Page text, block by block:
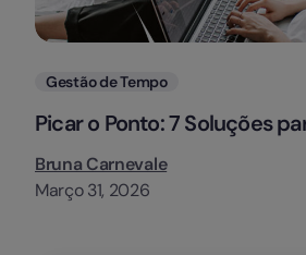
Categorias
Gestão de Tempo
Picar o Ponto: 7 Soluções
Bruna Carnevale
Março 31, 2026